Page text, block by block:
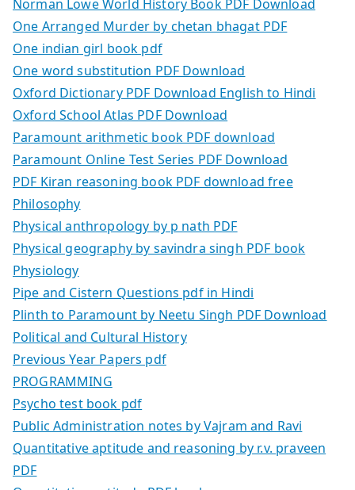
Norman Lowe World History Book PDF Download
One Arranged Murder by chetan bhagat PDF
One indian girl book pdf
One word substitution PDF Download
Oxford Dictionary PDF Download English to Hindi
Oxford School Atlas PDF Download
Paramount arithmetic book PDF download
Paramount Online Test Series PDF Download
PDF Kiran reasoning book PDF download free
Philosophy
Physical anthropology by p nath PDF
Physical geography by savindra singh PDF book
Physiology
Pipe and Cistern Questions pdf in Hindi
Plinth to Paramount by Neetu Singh PDF Download
Political and Cultural History
Previous Year Papers pdf
PROGRAMMING
Psycho test book pdf
Public Administration notes by Vajram and Ravi
Quantitative aptitude and reasoning by r.v. praveen
PDF